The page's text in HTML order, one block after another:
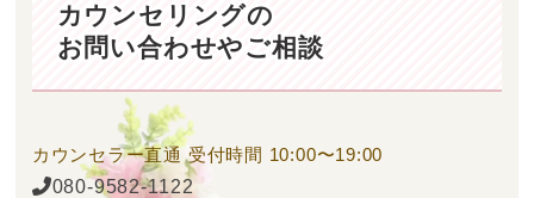
カウンセリングの
お問い合わせやご相談
カウンセラー直通 受付時間 10:00〜19:00
080-9582-1122